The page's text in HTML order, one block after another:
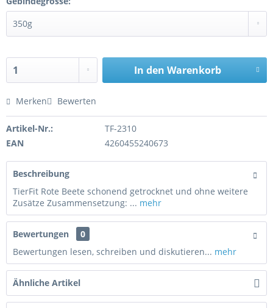
In den Warenkorb
Merken Bewerten
Artikel-Nr.:
TF-2310
EAN
4260455240673
Beschreibung
TierFit Rote Beete schonend getrocknet und ohne weitere
Zusätze Zusammensetzung: ... mehr
Bewertungen
0
Bewertungen lesen, schreiben und diskutieren... mehr
Ähnliche Artikel